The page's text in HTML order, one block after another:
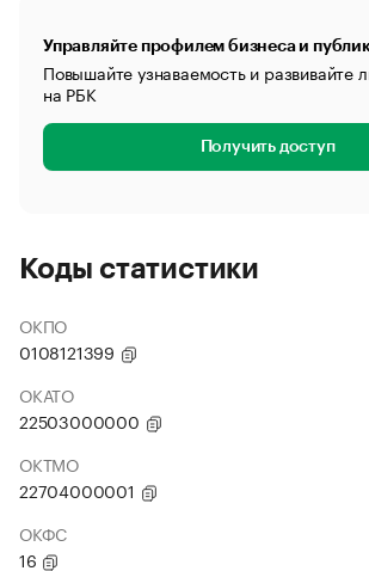
Управляйте профилем бизнеса и
Повышайте узнаваемость и развивайте
на РБК
Получить доступ
Коды статистики
ОКПО
0108121399
ОКАТО
22503000000
ОКТМО
22704000001
ОКФС
16